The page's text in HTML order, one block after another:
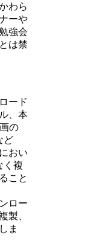
わら
ーや
強会
は禁
ード
、本
の
ど
おい
く複
こと
ロー
製、
ま